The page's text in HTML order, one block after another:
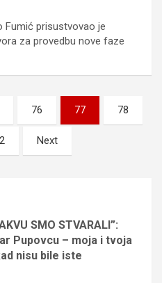
Fumić prisustvovao je
za provedbu nove faze
76 77 78
Next
SMO STVARALI”:
Pupovcu – moja i tvoja
nisu bile iste